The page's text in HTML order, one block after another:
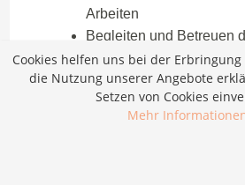
Job merken
Cookies helfen uns bei der
die Nutzung unserer Angebote
Setzen von Cookies
Mehr